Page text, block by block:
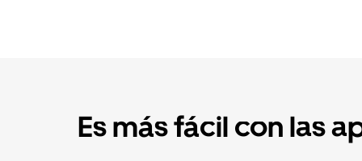
Es más fácil con las